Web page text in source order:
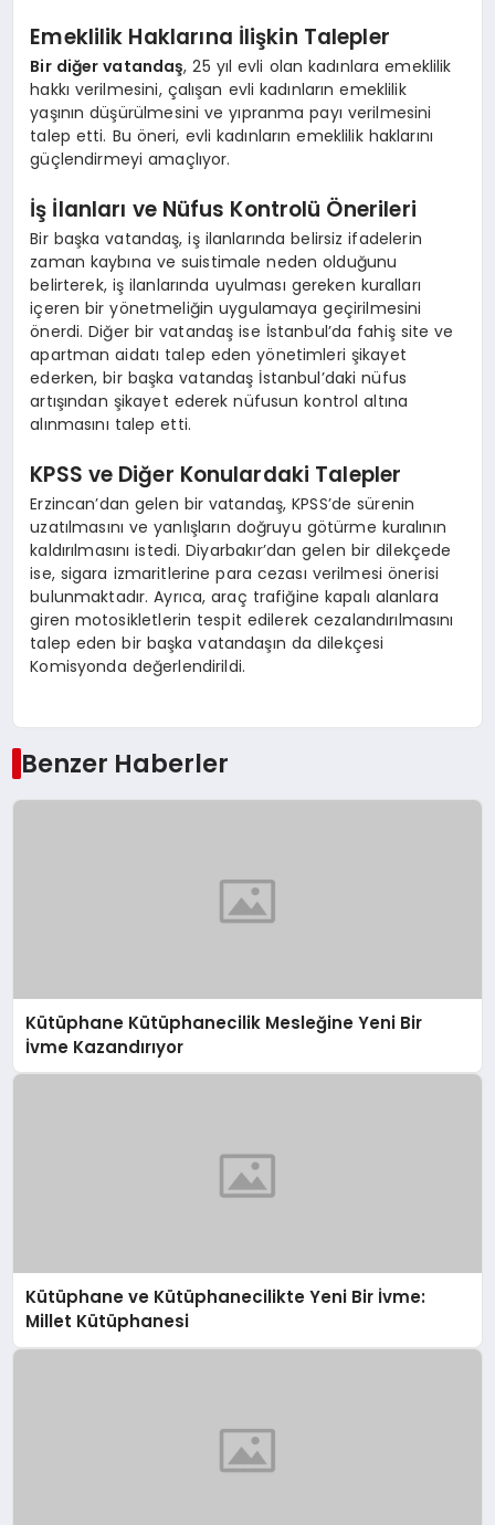
Emeklilik Haklarına İlişkin Talepler
Bir diğer vatandaş, 25 yıl evli olan kadınlara emeklilik
hakkı verilmesini, çalışan evli kadınların emeklilik
yaşının düşürülmesini ve yıpranma payı verilmesini
talep etti. Bu öneri, evli kadınların emeklilik haklarını
güçlendirmeyi amaçlıyor.
İş İlanları ve Nüfus Kontrolü Önerileri
Bir başka vatandaş, iş ilanlarında belirsiz ifadelerin
zaman kaybına ve suistimale neden olduğunu
belirterek, iş ilanlarında uyulması gereken kuralları
içeren bir yönetmeliğin uygulamaya geçirilmesini
önerdi. Diğer bir vatandaş ise İstanbul’da fahiş site ve
apartman aidatı talep eden yönetimleri şikayet
ederken, bir başka vatandaş İstanbul’daki nüfus
artışından şikayet ederek nüfusun kontrol altına
alınmasını talep etti.
KPSS ve Diğer Konulardaki Talepler
Erzincan’dan gelen bir vatandaş, KPSS’de sürenin
uzatılmasını ve yanlışların doğruyu götürme kuralının
kaldırılmasını istedi. Diyarbakır’dan gelen bir dilekçede
ise, sigara izmaritlerine para cezası verilmesi önerisi
bulunmaktadır. Ayrıca, araç trafiğine kapalı alanlara
giren motosikletlerin tespit edilerek cezalandırılmasını
talep eden bir başka vatandaşın da dilekçesi
Komisyonda değerlendirildi.
Benzer Haberler
Kütüphane Kütüphanecilik Mesleğine Yeni Bir
İvme Kazandırıyor
Kütüphane ve Kütüphanecilikte Yeni Bir İvme:
Millet Kütüphanesi